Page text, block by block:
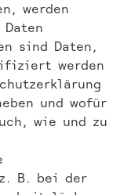
werden
sind Daten,
werden
und wofür
wie und zu
B. bei der